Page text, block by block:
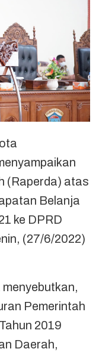
(Raperda) atas
Belanja
ke DPRD
(27/6/2022)
Pemerintah
2019
Daerah,